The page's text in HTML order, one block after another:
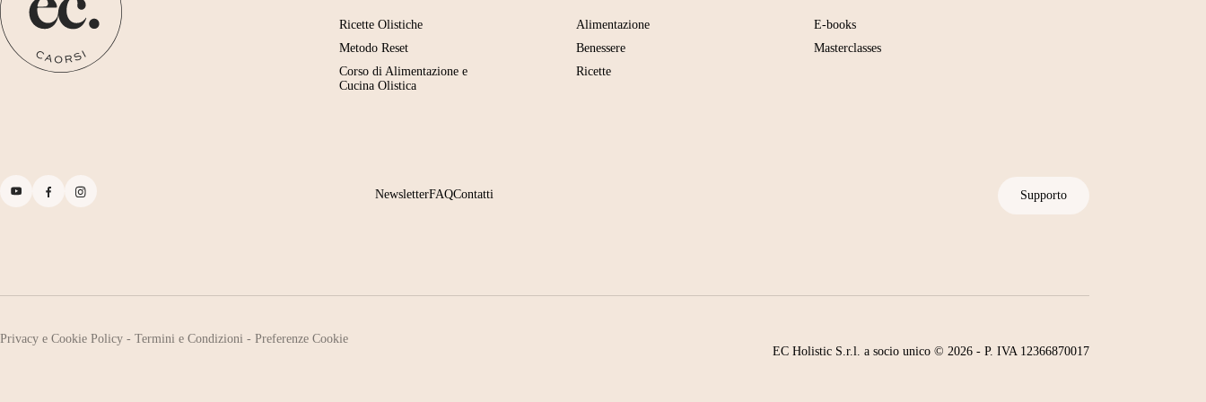
Ricette Olistiche
Metodo Reset
Corso di Alimentazione e
Cucina Olistica
Alimentazione
Benessere
Ricette
E-books
Masterclasses
NewsletterFAQContatti Supporto
Privacy e Cookie Policy - Termini e Condizioni - Preferenze Cookie
EC Holistic S.r.l. a socio unico © 2026 - P. IVA 12366870017